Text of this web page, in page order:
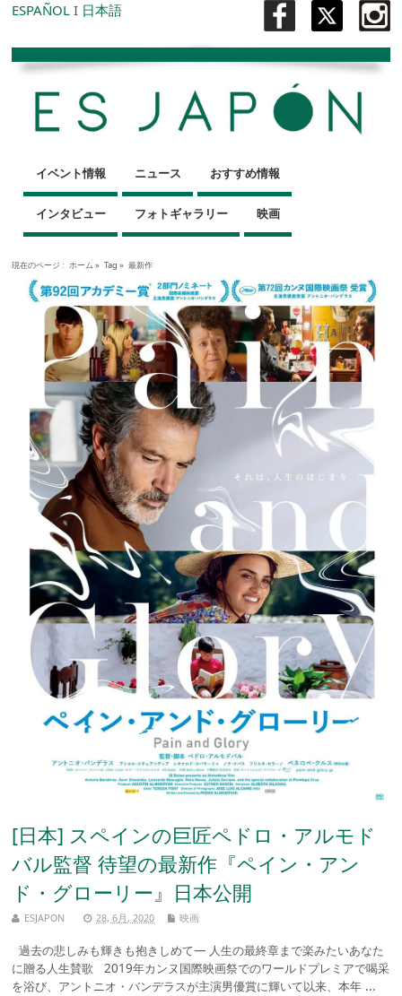
ESPAÑOL I 日本語
イベント情報 ニュース おすすめ情報
インタビュー フォトギャラリー 映画
現在のページ : ホーム » Tag » 最新作
[日本] スペインの巨匠ペドロ・アルモド
バル監督 待望の最新作『ペイン・アン
ド・グローリー』日本公開
ESJAPON 28, 6月, 2020 映画
過去の悲しみも輝きも抱きしめて― 人生の最終章まで楽みたいあなた
に贈る人生賛歌 2019年カンヌ国際映画祭でのワールドプレミアで喝采
を浴び、アントニオ・バンデラスが主演男優賞に輝いて以来、本年 ...